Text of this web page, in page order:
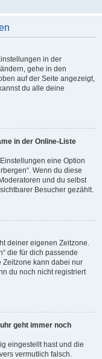
in der
gehe in den
auf der Seite angezeigt,
du alle deine
in der Online-Liste
eine Option
Wenn du diese
und du selbst
Besucher gezählt.
deiner eigenen Zeitzone.
die für dich passende
Zeitzone kann dabei nur
du noch nicht registriert
geht immer noch
eingestellt hast und die
vermutlich falsch.